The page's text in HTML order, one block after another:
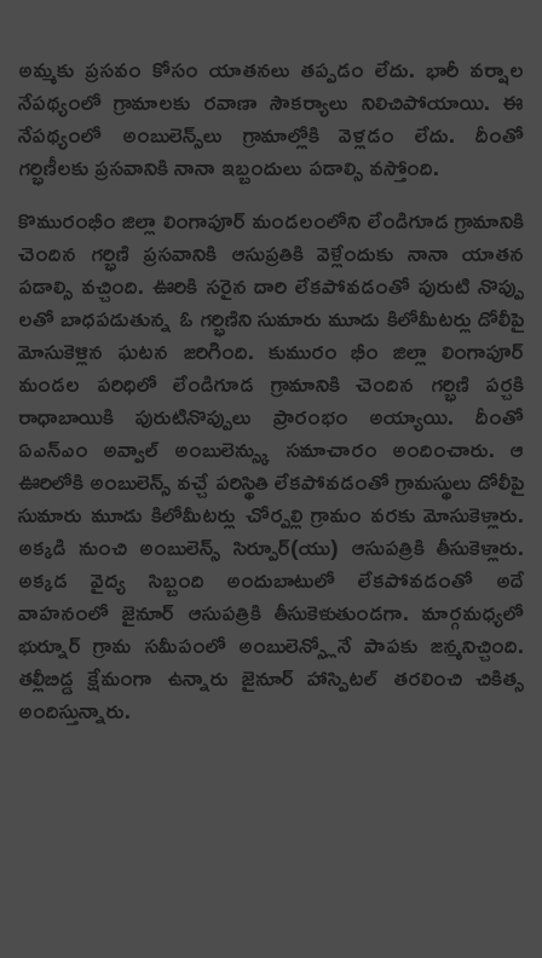
అమ్మ‌కు ప్ర‌స‌వం కోసం యాత‌న‌లు త‌ప్ప‌డం లేదు. భారీ వ‌ర్షాల
నేప‌థ్యంలో గ్రామాల‌కు ర‌వాణా సౌక‌ర్యాలు నిలిచిపోయాయి. ఈ
నేప‌థ్యంలో అంబులెన్స్‌లు గ్రామాల్లోకి వెళ్ల‌డం లేదు. దీంతో
గ‌ర్భిణీల‌కు ప్ర‌స‌వానికి నానా ఇబ్బందులు ప‌డాల్సి వ‌స్తోంది.
కొమురంభీం జిల్లా లింగాపూర్ మండలంలోని లేండిగూడ గ్రామానికి
చెందిన గర్భిణి ప్ర‌స‌వానికి ఆసుప్ర‌తికి వెళ్లేందుకు నానా యాత‌న
ప‌డాల్సి వ‌చ్చింది. ఊరికి సరైన దారి లేకపోవడంతో పురుటి నొప్పు
లతో బాధపడుతున్న ఓ గర్భిణిని సుమారు మూడు కిలోమీటర్లు డోలీపై
మోసుకెళ్లిన ఘటన జ‌రిగింది. కుమురం భీం జిల్లా లింగాపూర్
మండల పరిధిలో లేండిగూడ గ్రామానికి చెందిన గర్భిణి పర్చకి
రాధాబాయికి పురుటినొప్పులు ప్రారంభం అయ్యాయి. దీంతో
ఏఎన్ఎం అవ్వాల్ అంబులెన్స్కు సమాచారం అందించారు. ఆ
ఊరిలోకి అంబులెన్స్ వచ్చే పరిస్థితి లేకపోవడంతో గ్రామస్థులు డోలీపై
సుమారు మూడు కిలోమీటర్లు చోర్పల్లి గ్రామం వరకు మోసుకెళ్లారు.
అక్కడి నుంచి అంబులెన్స్ సిర్పూర్(యు) ఆసుపత్రికి తీసుకెళ్లారు.
అక్కడ వైద్య సిబ్బంది అందుబాటులో లేకపోవడంతో అదే
వాహనంలో జైనూర్ ఆసుపత్రికి తీసుకెళుతుండగా. మార్గమధ్యలో
భుర్నూర్ గ్రామ సమీపంలో అంబులెన్స్లోనే పాపకు జన్మనిచ్చింది.
తల్లీబిడ్డ క్షేమంగా ఉన్నారు జైనూర్ హాస్పిటల్ తరలించి చికిత్స
అందిస్తున్నారు.